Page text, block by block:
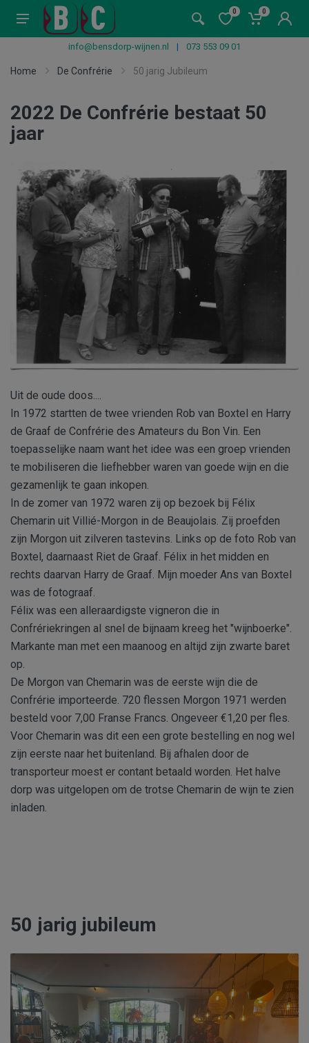
0 0
info@bensdorp-wijnen.nl | 073 553 09 01
Home De Confrérie 50 jarig Jubileum
2022 De Confrérie bestaat 50
jaar
Uit de oude doos....
In 1972 startten de twee vrienden Rob van Boxtel en Harry
de Graaf de Confrérie des Amateurs du Bon Vin. Een
toepasselijke naam want het idee was een groep vrienden
te mobiliseren die liefhebber waren van goede wijn en die
gezamenlijk te gaan inkopen.
In de zomer van 1972 waren zij op bezoek bij Félix
Chemarin uit Villié-Morgon in de Beaujolais. Zij proefden
zijn Morgon uit zilveren tastevins. Links op de foto Rob van
Boxtel, daarnaast Riet de Graaf. Félix in het midden en
rechts daarvan Harry de Graaf. Mijn moeder Ans van Boxtel
was de fotograaf.
Félix was een alleraardigste vigneron die in
Confrériekringen al snel de bijnaam kreeg het "wijnboerke".
Markante man met een maanoog en altijd zijn zwarte baret
op.
De Morgon van Chemarin was de eerste wijn die de
Confrérie importeerde. 720 flessen Morgon 1971 werden
besteld voor 7,00 Franse Francs. Ongeveer €1,20 per fles.
Voor Chemarin was dit een een grote bestelling en nog wel
zijn eerste naar het buitenland. Bij afhalen door de
transporteur moest er contant betaald worden. Het halve
dorp was uitgelopen om de trotse Chemarin de wijn te zien
inladen.
50 jarig jubileum